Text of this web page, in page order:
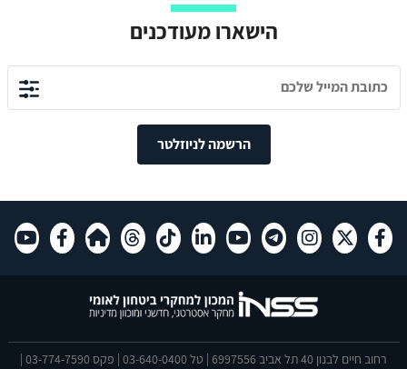
הישארו מעודכנים
הרשמה לניוזלטר
רחוב חיים לבנון 40 תל אביב 6997556 | טל 03-640-0400 | פקס 03-774-7590 |